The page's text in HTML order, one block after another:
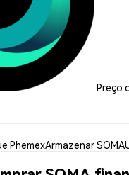
Preço
PhemexArmazenar SOMA